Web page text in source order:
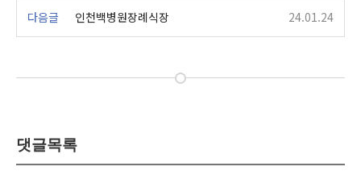
다음글 인천백병원장례식장 24.01.24
댓글목록